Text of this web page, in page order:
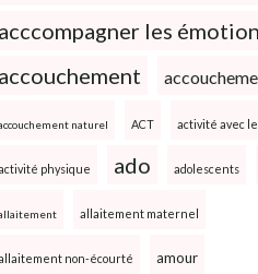
les
naturel ACT activité avec
physique ado adolescents
allaitement maternel
non-écourté amour